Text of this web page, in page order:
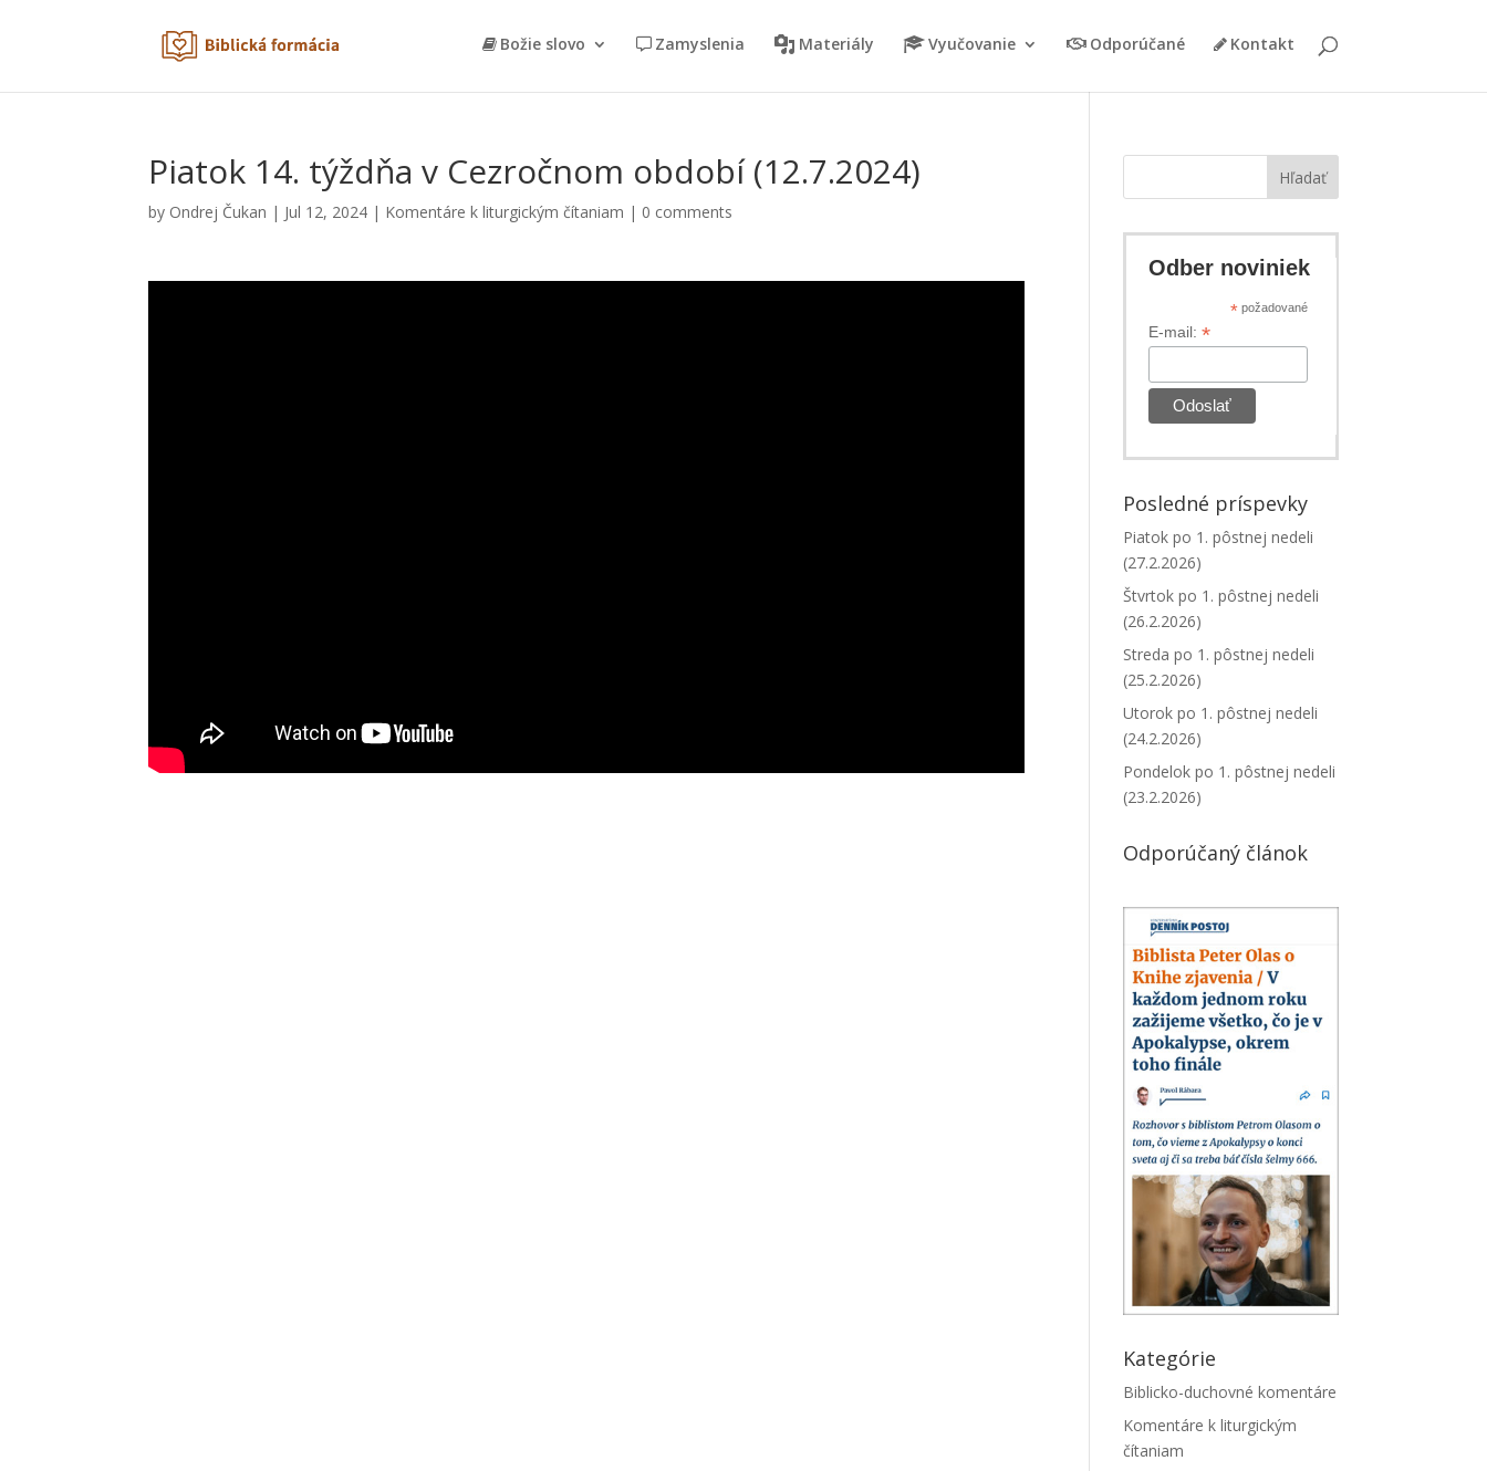
Božie slovo Zamyslenia Materiály Vyučovanie Odporúčané Kontakt
Piatok 14. týždňa v Cezročnom období (12.7.2024)
by Ondrej Čukan | Jul 12, 2024 | Komentáre k liturgickým čítaniam | 0 comments
Hľadať
Odber noviniek
* požadované
E-mail:*
Posledné príspevky
Piatok po 1. pôstnej nedeli
(27.2.2026)
Štvrtok po 1. pôstnej nedeli
(26.2.2026)
Streda po 1. pôstnej nedeli
(25.2.2026)
Utorok po 1. pôstnej nedeli
(24.2.2026)
Pondelok po 1. pôstnej nedeli
(23.2.2026)
Odporúčaný článok
Kategórie
Biblicko-duchovné komentáre
Komentáre k liturgickým
čítaniam